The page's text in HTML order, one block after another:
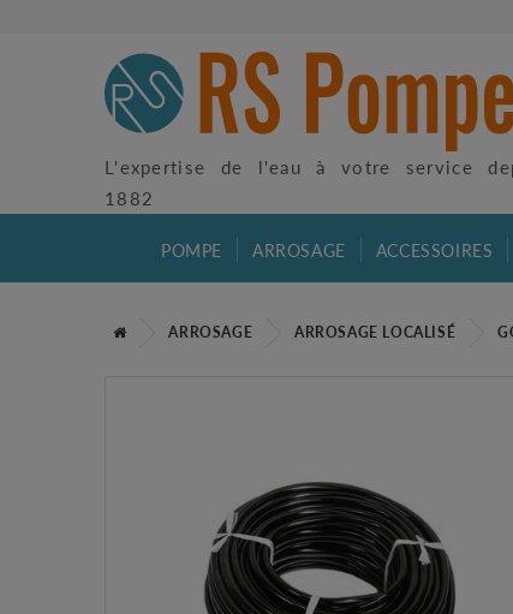
L'expertise de l'eau à votre service
1882
POMPE ARROSAGE ACCESSOIRES
ARROSAGE ARROSAGE LOCALISÉ